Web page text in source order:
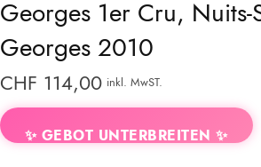
Georges 1er Cru, Nuits-
Georges 2010
CHF 114,00 inkl. MwST.
✨ GEBOT UNTERBREITEN ✨